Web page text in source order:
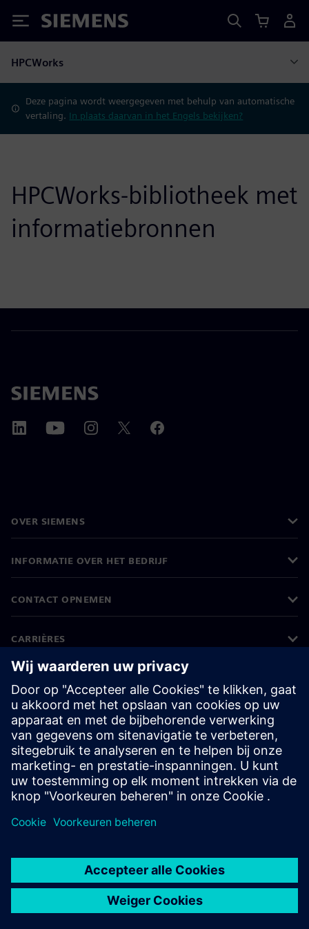
Siemens
HPCWorks
Deze pagina wordt weergegeven met behulp van automatische
vertaling. In plaats daarvan in het Engels bekijken?
HPCWorks-bibliotheek met
informatiebronnen
OVER SIEMENS
INFORMATIE OVER HET BEDRIJF
CONTACT OPNEMEN
CARRIÈRES
©Siemens 2026
Bedrijfsinformatie
Privacyverklaring
Cookieverklaring
Gebruiksvoorwaarden
Digitale handtekening